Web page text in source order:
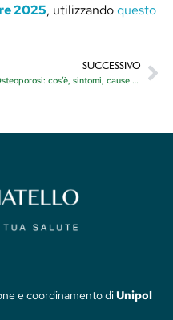
2025, utilizzandoquesto
SUCCESSIVO
Osteoporosi: cos’è, sintomi, cause e prevenzione
e coordinamento diUnipol